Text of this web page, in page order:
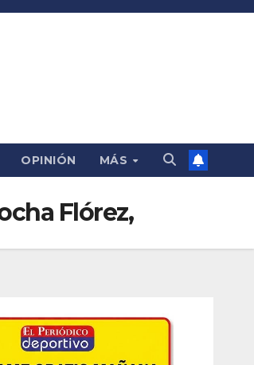
OPINIÓN MÁS
Flórez,